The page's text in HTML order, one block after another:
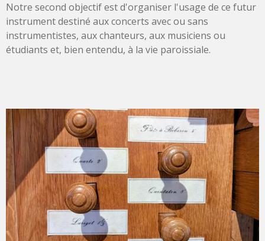
Notre second objectif est d'organiser l'usage de ce futur
instrument destiné aux concerts avec ou sans
instrumentistes, aux chanteurs, aux musiciens ou
étudiants et, bien entendu, à la vie paroissiale.